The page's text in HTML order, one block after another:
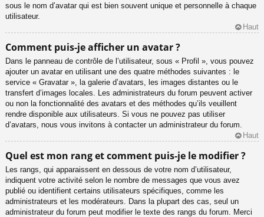
sous le nom d’avatar qui est bien souvent unique et personnelle à chaque
utilisateur.
Haut
Comment puis-je afficher un avatar ?
Dans le panneau de contrôle de l’utilisateur, sous « Profil », vous pouvez
ajouter un avatar en utilisant une des quatre méthodes suivantes : le
service « Gravatar », la galerie d’avatars, les images distantes ou le
transfert d’images locales. Les administrateurs du forum peuvent activer
ou non la fonctionnalité des avatars et des méthodes qu’ils veuillent
rendre disponible aux utilisateurs. Si vous ne pouvez pas utiliser
d’avatars, nous vous invitons à contacter un administrateur du forum.
Haut
Quel est mon rang et comment puis-je le modifier ?
Les rangs, qui apparaissent en dessous de votre nom d’utilisateur,
indiquent votre activité selon le nombre de messages que vous avez
publié ou identifient certains utilisateurs spécifiques, comme les
administrateurs et les modérateurs. Dans la plupart des cas, seul un
administrateur du forum peut modifier le texte des rangs du forum. Merci